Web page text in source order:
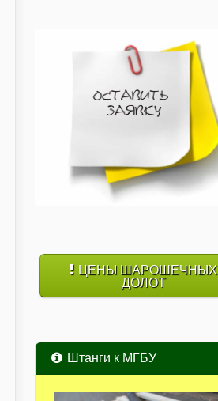
ЦЕНЫ ШАРОШЕЧНЫХ
ДОЛОТ
Штанги к МГБУ